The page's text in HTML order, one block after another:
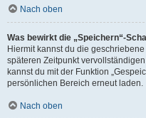
Nach oben
Was bewirkt die „Speichern“-
Hiermit kannst du die
späteren Zeitpunkt
kannst du mit der Funktion
persönlichen Bereich erneut laden.
Nach oben